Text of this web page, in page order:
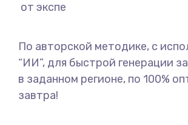
с г
По авторской методике, с
“ИИ”, для быстрой генерации
в заданном регионе, по 100%
завтра!